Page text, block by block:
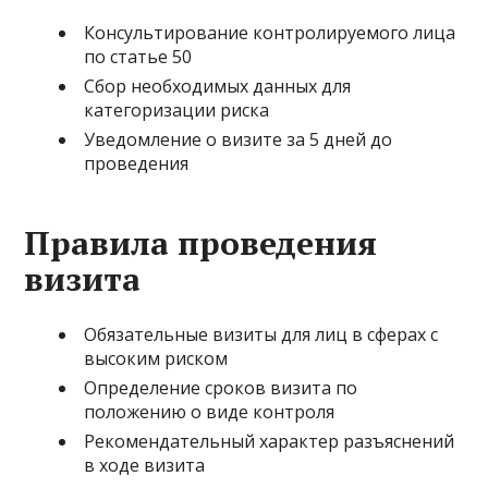
Консультирование контролируемого лица
по статье 50
Сбор необходимых данных для
категоризации риска
Уведомление о визите за 5 дней до
проведения
Правила проведения
визита
Обязательные визиты для лиц в сферах с
высоким риском
Определение сроков визита по
положению о виде контроля
Рекомендательный характер разъяснений
в ходе визита